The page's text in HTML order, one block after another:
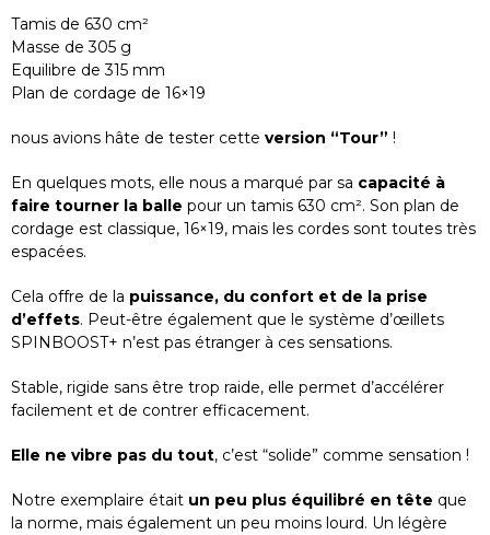
Tamis de 630 cm²
Masse de 305 g
Equilibre de 315 mm
Plan de cordage de 16×19
nous avions hâte de tester cette version “Tour” !
En quelques mots, elle nous a marqué par sa capacité à
faire tourner la balle pour un tamis 630 cm². Son plan de
cordage est classique, 16×19, mais les cordes sont toutes très
espacées.
Cela offre de la puissance, du confort et de la prise
d’effets. Peut-être également que le système d’œillets
SPINBOOST+ n’est pas étranger à ces sensations.
Stable, rigide sans être trop raide, elle permet d’accélérer
facilement et de contrer efficacement.
Elle ne vibre pas du tout, c’est “solide” comme sensation !
Notre exemplaire était un peu plus équilibré en tête que
la norme, mais également un peu moins lourd. Un légère